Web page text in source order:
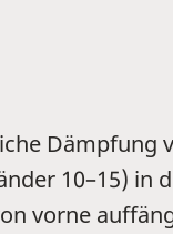
Dämpfung
10–15)
vorne